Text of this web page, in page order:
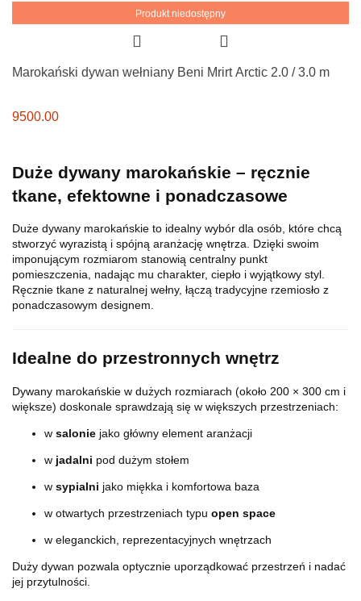
Produkt niedostępny
Marokański dywan wełniany Beni Mrirt Arctic 2.0 / 3.0 m
9500.00
Duże dywany marokańskie – ręcznie
tkane, efektowne i ponadczasowe
Duże dywany marokańskie to idealny wybór dla osób, które chcą
stworzyć wyrazistą i spójną aranżację wnętrza. Dzięki swoim
imponującym rozmiarom stanowią centralny punkt
pomieszczenia, nadając mu charakter, ciepło i wyjątkowy styl.
Ręcznie tkane z naturalnej wełny, łączą tradycyjne rzemiosło z
ponadczasowym designem.
Idealne do przestronnych wnętrz
Dywany marokańskie w dużych rozmiarach (około 200 × 300 cm i
większe) doskonale sprawdzają się w większych przestrzeniach:
w salonie jako główny element aranżacji
w jadalni pod dużym stołem
w sypialni jako miękka i komfortowa baza
w otwartych przestrzeniach typu open space
w eleganckich, reprezentacyjnych wnętrzach
Duży dywan pozwala optycznie uporządkować przestrzeń i nadać
jej przytulności.